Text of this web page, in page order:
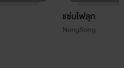
แซ่บไฟลุก
์NongSong